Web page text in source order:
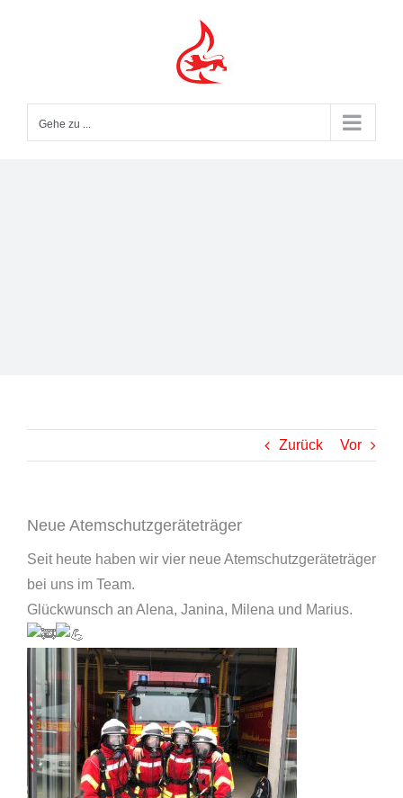
Gehe zu ...
Zurück Vor
Neue Atemschutzgeräteträger
Seit heute haben wir vier neue Atemschutzgeräteträger
bei uns im Team.
Glückwunsch an Alena, Janina, Milena und Marius.